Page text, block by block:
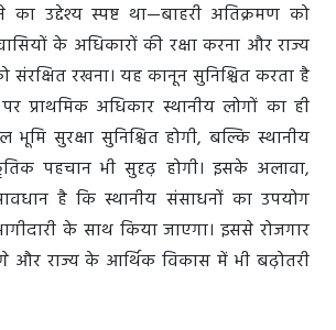
उद्देश्य स्पष्ट था—बाहरी अतिक्रमण को
के अधिकारों की रक्षा करना और राज्य
संरक्षित रखना। यह कानून सुनिश्चित करता है
प्राथमिक अधिकार स्थानीय लोगों का ही
सुरक्षा सुनिश्चित होगी, बल्कि स्थानीय
पहचान भी सुदृढ़ होगी। इसके अलावा,
है कि स्थानीय संसाधनों का उपयोग
के साथ किया जाएगा। इससे रोजगार
और राज्य के आर्थिक विकास में भी बढ़ोतरी